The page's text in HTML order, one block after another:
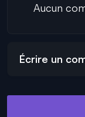
Aucun
Écrire un